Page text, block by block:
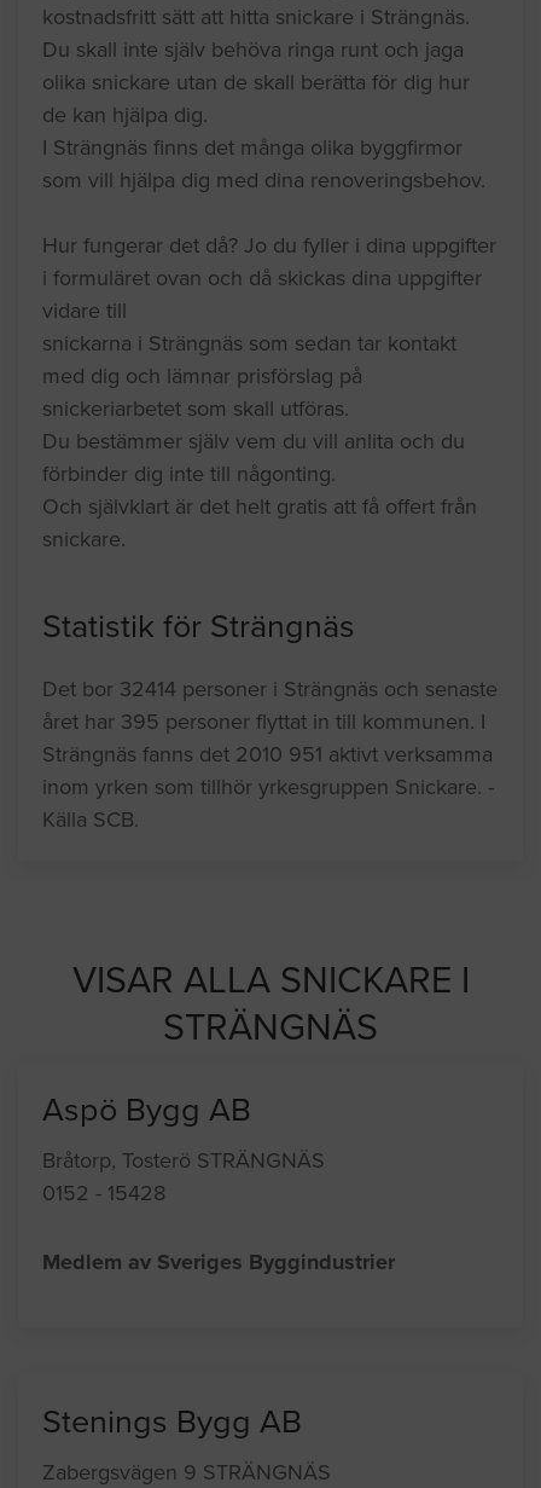
kostnadsfritt sätt att hitta snickare i Strängnäs.
Du skall inte själv behöva ringa runt och jaga
olika snickare utan de skall berätta för dig hur
de kan hjälpa dig.
I Strängnäs finns det många olika byggfirmor
som vill hjälpa dig med dina renoveringsbehov.
Hur fungerar det då? Jo du fyller i dina uppgifter
i formuläret ovan och då skickas dina uppgifter
vidare till
snickarna i Strängnäs som sedan tar kontakt
med dig och lämnar prisförslag på
snickeriarbetet som skall utföras.
Du bestämmer själv vem du vill anlita och du
förbinder dig inte till någonting.
Och självklart är det helt gratis att få offert från
snickare.
Statistik för Strängnäs
Det bor 32414 personer i Strängnäs och senaste
året har 395 personer flyttat in till kommunen. I
Strängnäs fanns det 2010 951 aktivt verksamma
inom yrken som tillhör yrkesgruppen Snickare. -
Källa SCB.
VISAR ALLA SNICKARE I
STRÄNGNÄS
Aspö Bygg AB
Bråtorp, Tosterö STRÄNGNÄS
0152 - 15428
Medlem av Sveriges Byggindustrier
Stenings Bygg AB
Zabergsvägen 9 STRÄNGNÄS